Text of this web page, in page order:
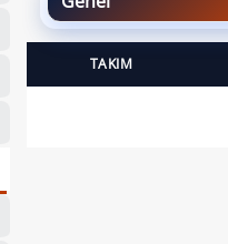
TAKIM